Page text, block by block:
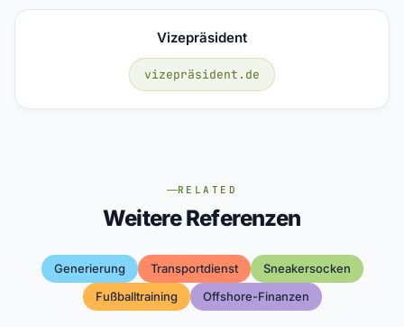
Vizepräsident
vizepräsident.de
RELATED
Weitere Referenzen
Generierung Transportdienst
Sneakersocken
Fußballtraining
Offshore-Finanzen